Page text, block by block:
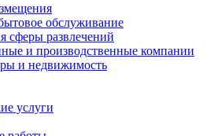
обслуживание
сферы развлечений
и производственные компании
и недвижимость
услуги